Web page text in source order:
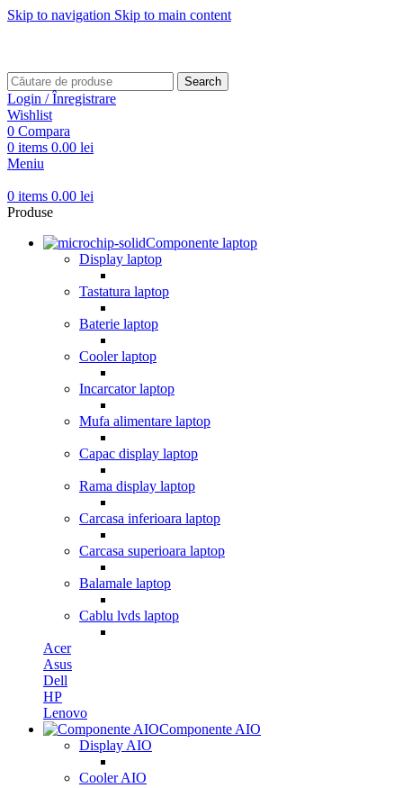
Skip to navigation Skip to main content
Search
Login / Înregistrare
Wishlist
0 Compara
0 items 0.00 lei
Meniu
0 items 0.00 lei
Produse
Componente laptop
Display laptop
Tastatura laptop
Baterie laptop
Cooler laptop
Incarcator laptop
Mufa alimentare laptop
Capac display laptop
Rama display laptop
Carcasa inferioara laptop
Carcasa superioara laptop
Balamale laptop
Cablu lvds laptop
Acer
Asus
Dell
HP
Lenovo
Componente AIO
Display AIO
Cooler AIO